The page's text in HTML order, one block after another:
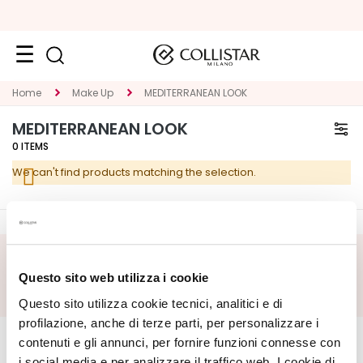
Questo sito web utilizza i cookie
Questo sito utilizza cookie tecnici, analitici e di
profilazione, anche di terze parti, per personalizzare i
contenuti e gli annunci, per fornire funzioni connesse con
Face
C
A
T
E
O
S
p
e
c
Home Make Up MEDITERRANEAN LOOK
MEDITERRANEAN LOOK
0 ITEMS
We can't find products matching the selection.
CORPORATE
About Us
MY PROFILE
Account Information